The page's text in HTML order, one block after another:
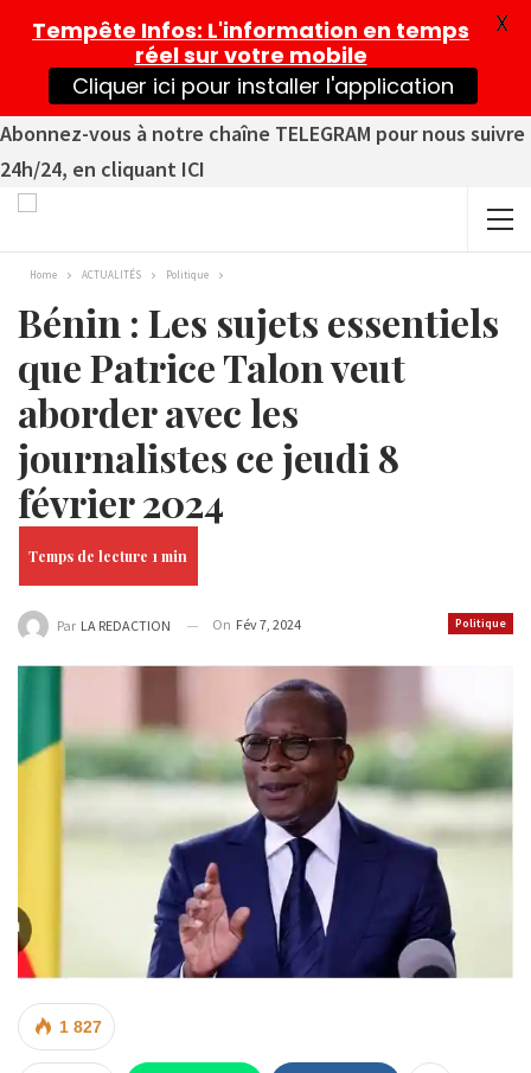
Abonnez-vous à notre chaîne TELEGRAM pour nous suivre
24h/24, en cliquant ICI
Home ACTUALITÉS Politique
Bénin : Les sujets essentiels
que Patrice Talon veut
aborder avec les
journalistes ce jeudi 8
février 2024
Politique
Par LA REDACTION On Fév 7, 2024
1 827
Tempête Infos: L'information en temps
réel sur votre mobile
Cliquer ici pour installer l'application
X